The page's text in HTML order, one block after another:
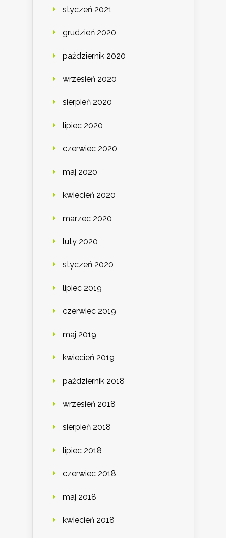
styczeń 2021
grudzień 2020
październik 2020
wrzesień 2020
sierpień 2020
lipiec 2020
czerwiec 2020
maj 2020
kwiecień 2020
marzec 2020
luty 2020
styczeń 2020
lipiec 2019
czerwiec 2019
maj 2019
kwiecień 2019
październik 2018
wrzesień 2018
sierpień 2018
lipiec 2018
czerwiec 2018
maj 2018
kwiecień 2018